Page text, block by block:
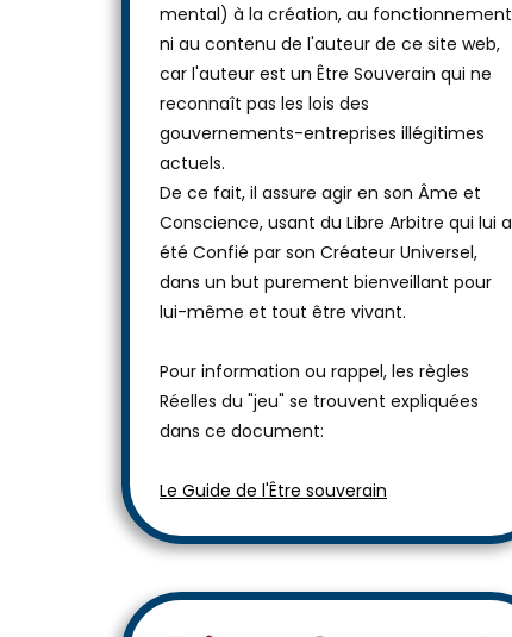
mental) à la création, au fonctionnement
ni au contenu de l'auteur de ce site web,
car l'auteur est un Être Souverain qui ne
reconnaît pas les lois des
gouvernements-entreprises illégitimes
actuels.
De ce fait, il assure agir en son Âme et
Conscience, usant du Libre Arbitre qui lui a
été Confié par son Créateur Universel,
dans un but purement bienveillant pour
lui-même et tout être vivant.
Pour information ou rappel, les règles
Réelles du "jeu" se trouvent expliquées
dans ce document:
Le Guide de l'Être souverain